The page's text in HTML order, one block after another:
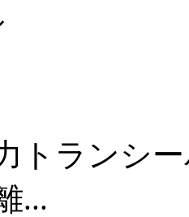
トランシ
...